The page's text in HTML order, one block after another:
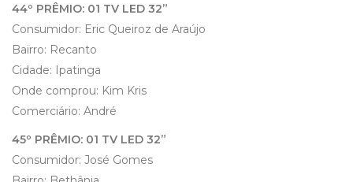
44º PRÊMIO: 01 TV LED 32”
Consumidor: Eric Queiroz de Araújo
Bairro: Recanto
Cidade: Ipatinga
Onde comprou: Kim Kris
Comerciário: André
45º PRÊMIO: 01 TV LED 32”
Consumidor: José Gomes